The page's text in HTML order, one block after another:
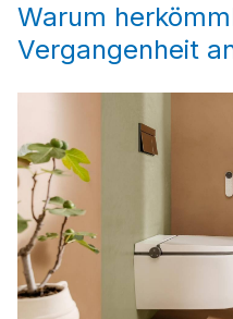
Warum
Vergangenheit